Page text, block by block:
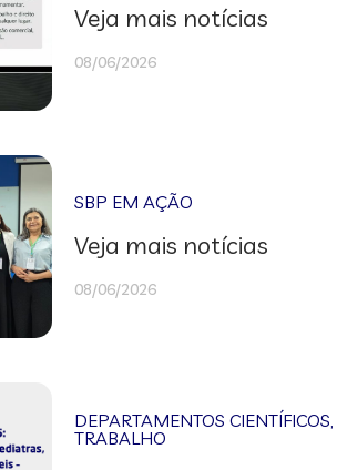
Veja mais notícias
08/06/2026
SBP EM AÇÃO
Veja mais notícias
08/06/2026
DEPARTAMENTOS CIENTÍFICOS
TRABALHO